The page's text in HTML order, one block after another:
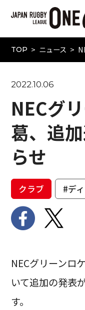
TOP ニュース
2022.10.06
NECグ
葛、追
らせ
クラブ #デ
NECグリーンロ
いて追加の発表
す。